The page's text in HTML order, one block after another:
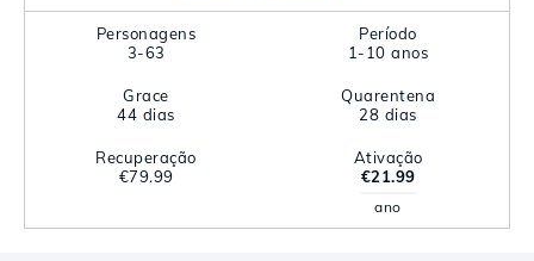
Personagens
3-63
Período
1-10 anos
Grace
44 dias
Quarentena
28 dias
Recuperação
€79.99
Ativação
€21.99
ano